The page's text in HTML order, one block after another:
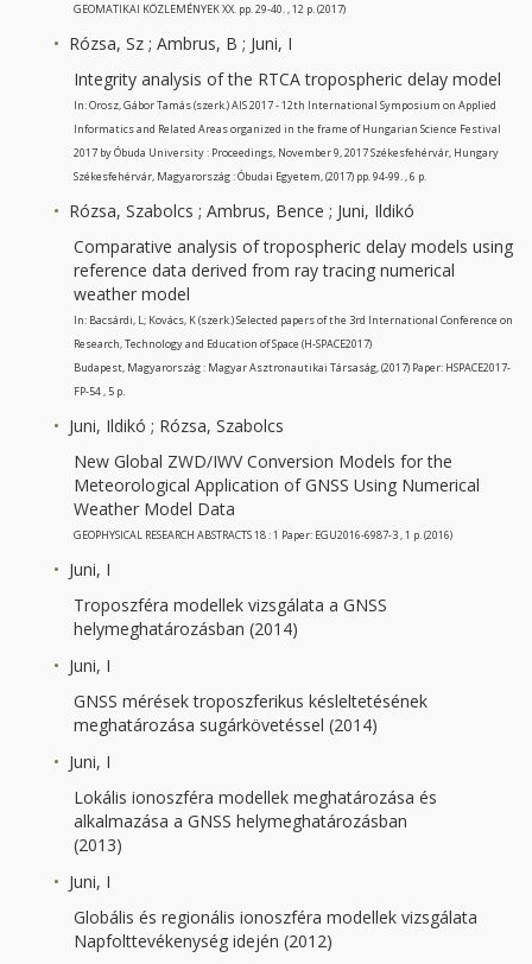
GEOMATIKAI KÖZLEMÉNYEK XX. pp. 29-40. , 12 p. (2017)
Rózsa, Sz ; Ambrus, B ; Juni, I
Integrity analysis of the RTCA tropospheric delay model
In: Orosz, Gábor Tamás (szerk.) AIS 2017 - 12th International Symposium on Applied
Informatics and Related Areas organized in the frame of Hungarian Science Festival
2017 by Óbuda University : Proceedings, November 9, 2017 Székesfehérvár, Hungary
Székesfehérvár, Magyarország : Óbudai Egyetem, (2017) pp. 94-99. , 6 p.
Rózsa, Szabolcs ; Ambrus, Bence ; Juni, Ildikó
Comparative analysis of tropospheric delay models using
reference data derived from ray tracing numerical
weather model
In: Bacsárdi, L; Kovács, K (szerk.) Selected papers of the 3rd International Conference on
Research, Technology and Education of Space (H-SPACE2017)
Budapest, Magyarország : Magyar Asztronautikai Társaság, (2017) Paper: HSPACE2017-
FP-54 , 5 p.
Juni, Ildikó ; Rózsa, Szabolcs
New Global ZWD/IWV Conversion Models for the
Meteorological Application of GNSS Using Numerical
Weather Model Data
GEOPHYSICAL RESEARCH ABSTRACTS 18 : 1 Paper: EGU2016-6987-3 , 1 p. (2016)
Juni, I
Troposzféra modellek vizsgálata a GNSS
helymeghatározásban (2014)
Juni, I
GNSS mérések troposzferikus késleltetésének
meghatározása sugárkövetéssel (2014)
Juni, I
Lokális ionoszféra modellek meghatározása és
alkalmazása a GNSS helymeghatározásban
(2013)
Juni, I
Globális és regionális ionoszféra modellek vizsgálata
Napfolttevékenység idején (2012)